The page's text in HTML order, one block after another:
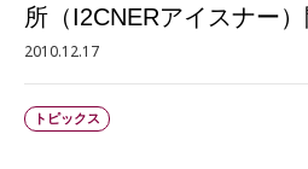
所（I2CNERアイスナー
2010.12.17
トピックス